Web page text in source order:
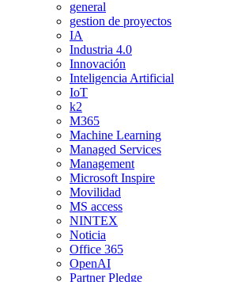
general
gestion de proyectos
IA
Industria 4.0
Innovación
Inteligencia Artificial
IoT
k2
M365
Machine Learning
Managed Services
Management
Microsoft Inspire
Movilidad
MS access
NINTEX
Noticia
Office 365
OpenAI
Partner Pledge